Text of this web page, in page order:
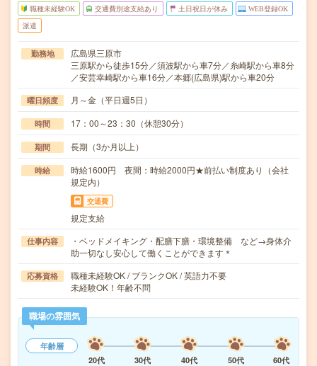
職種未経験OK 交通費別途支給あり 土日祝日が休み WEB登録OK
派遣
勤務地
広島県三原市
三原駅から徒歩15分／須波駅から車7分／糸崎駅から車8分
／安芸幸崎駅から車16分／本郷(広島県)駅から車20分
曜日頻度 月～金（平日週5日）
時間 17：00～23：30（休憩30分）
期間 長期（3か月以上）
時給
時給1600円 夜間：時給2000円★前払い制度あり（会社
規定内）
交通費
規定支給
仕事内容
・ベッドメイキング・配膳下膳・環境整備 など→身体介
助一切なし安心して働くことができます＊
応募資格
職種未経験OK / ブランクOK / 英語力不要
未経験OK！年齢不問
職場の雰囲気
年齢層
20代
30代 40代 50代
60代